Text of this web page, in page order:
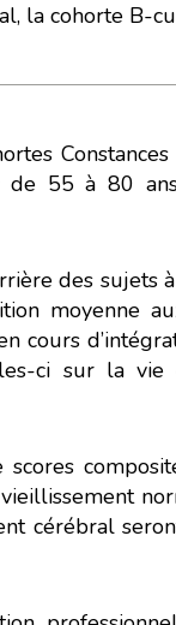
aussi !
la cohorte B-
55 à 80
des sujets
moyenne
cours
ci sur la
cérébral